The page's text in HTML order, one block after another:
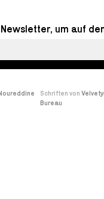
um auf
Schriften von
Bureau